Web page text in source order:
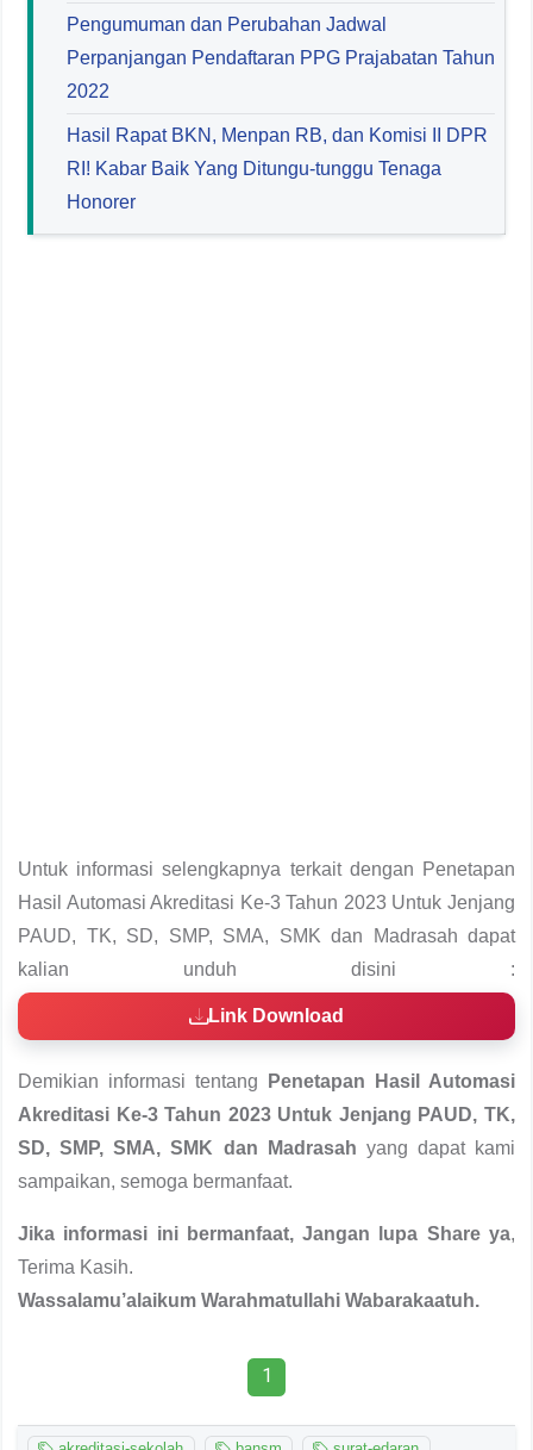
Pengumuman dan Perubahan Jadwal
Perpanjangan Pendaftaran PPG Prajabatan Tahun
2022
Hasil Rapat BKN, Menpan RB, dan Komisi II DPR
RI! Kabar Baik Yang Ditungu-tunggu Tenaga
Honorer
Untuk informasi selengkapnya terkait dengan Penetapan
Hasil Automasi Akreditasi Ke-3 Tahun 2023 Untuk Jenjang
PAUD, TK, SD, SMP, SMA, SMK dan Madrasah dapat
kalian unduh disini :
Link Download
Demikian informasi tentang
Penetapan Hasil Automasi
Akreditasi Ke-3 Tahun 2023 Untuk Jenjang PAUD, TK,
SD, SMP, SMA, SMK dan Madrasah yang dapat kami
sampaikan, semoga bermanfaat.
Jika informasi ini bermanfaat, Jangan lupa Share ya,
Terima Kasih.
Wassalamu’alaikum Warahmatullahi Wabarakaatuh.
1